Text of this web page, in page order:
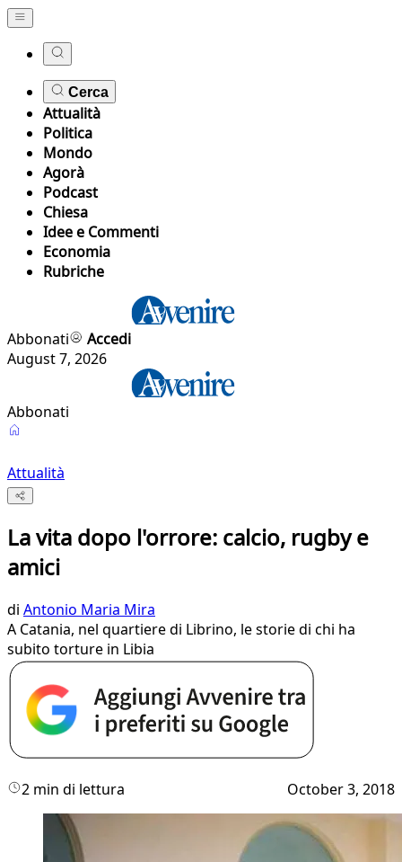
Cerca
Attualità
Politica
Mondo
Agorà
Podcast
Chiesa
Idee e Commenti
Economia
Rubriche
Abbonati
Accedi
August 7, 2026
Abbonati
Attualità
La vita dopo l'orrore: calcio, rugby e
amici
di Antonio Maria Mira
A Catania, nel quartiere di Librino, le storie di chi ha
subito torture in Libia
2 min di lettura October 3, 2018